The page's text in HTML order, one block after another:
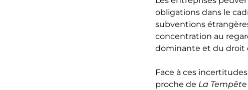
obligations dans le
subventions
concentration au
dominante et du droit
Face à ces
proche de La Tempêt